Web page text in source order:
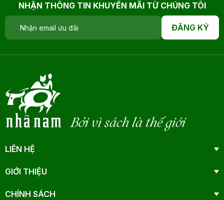
NHẬN THÔNG TIN KHUYẾN MÃI TỪ CHÚNG TÔI
ĐĂNG KÝ
Bởi vì sách là thế giới
LIÊN HỆ
GIỚI THIỆU
CHÍNH SÁCH